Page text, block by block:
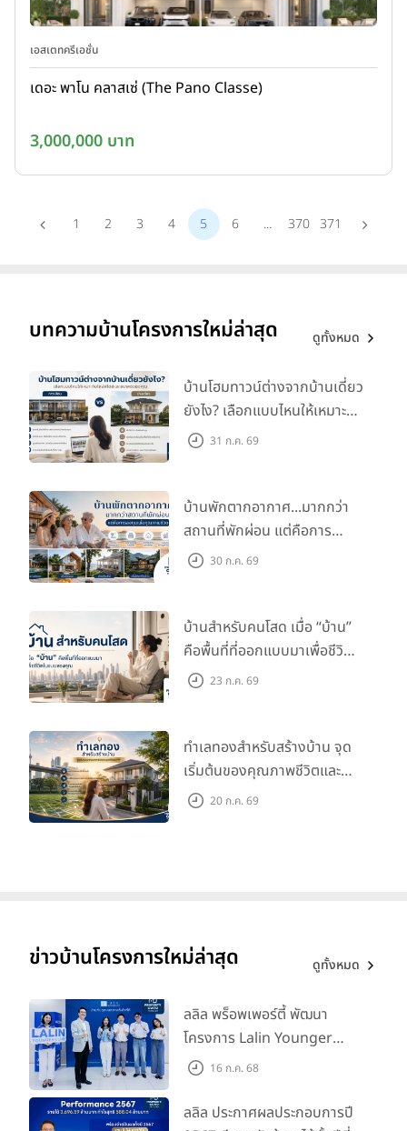
เอสเตทครีเอชั่น
เดอะ พาโน คลาสเซ่ (The Pano Classe)
3,000,000 บาท
1 2 3 4 5 6 ... 370 371
บทความบ้านโครงการใหม่ล่าสุด ดูทั้งหมด
บ้านโฮมทาวน์ต่างจากบ้านเดี่ยว
ยังไง? เลือกแบบไหนให้เหมาะ
กับไลฟ์สไตล์และอนาคตของ
31 ก.ค. 69
บ้านพักตากอากาศ...มากกว่า
สถานที่พักผ่อน แต่คือการ
ลงทุนเพื่อคุณภาพชีวิต
30 ก.ค. 69
บ้านสำหรับคนโสด เมื่อ “บ้าน”
คือพื้นที่ที่ออกแบบมาเพื่อชีวิต
ในแบบของคุณ
23 ก.ค. 69
ทำเลทองสำหรับสร้างบ้าน จุด
เริ่มต้นของคุณภาพชีวิตและ
มูลค่าในอนาคต
20 ก.ค. 69
ข่าวบ้านโครงการใหม่ล่าสุด ดูทั้งหมด
ลลิล พร็อพเพอร์ตี้ พัฒนา
โครงการ Lalin Younger
Club ส่งเสริมผู้นำรุ่นใหม่
16 ก.ค. 68
ลลิล ประกาศผลประกอบการปี